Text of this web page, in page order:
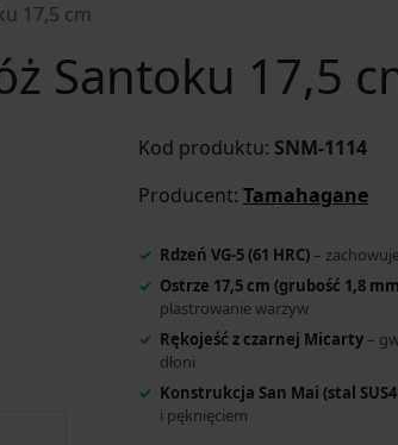
17,5 cm
Santoku 17,5
Kod produktu: SNM-1114
Producent: Tamahagane
Rdzeń VG-5 (61 HRC) –
Ostrze 17,5 cm (grubość 1,8
plastrowanie warzyw
Rękojeść z czarnej Micarty –
dłoni
Konstrukcja San Mai (stal
i pęknięciem